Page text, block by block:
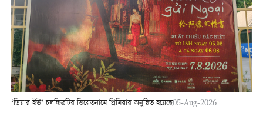
‘ডিয়ার ইউ’ চলচ্চিত্রটির ভিয়েতনামে প্রিমিয়ার অনুষ্ঠিত হয়েছে05-Aug-2026